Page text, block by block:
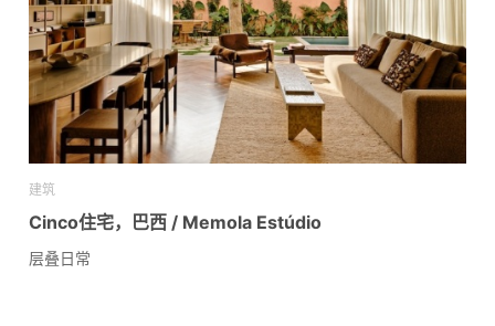
建筑
Cinco住宅，巴西 / Memola Estúdio
层叠日常